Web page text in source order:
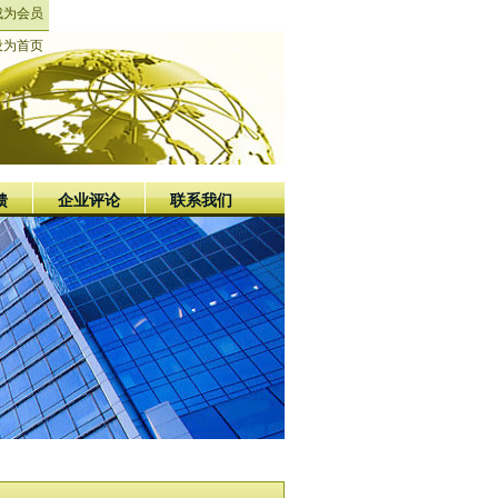
会员
为首页
企业评论 联系我们